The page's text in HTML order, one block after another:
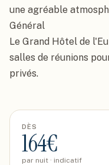
une agréable
Général
Le Grand Hôtel de
salles de réunions
privés.
DÈS
164€
par nuit · indicatif